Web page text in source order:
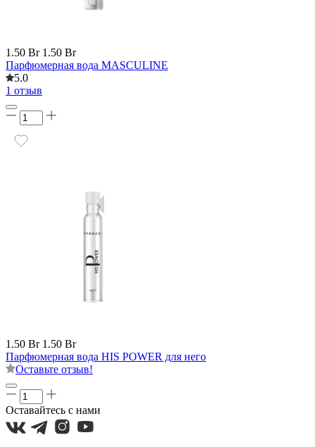
1.50 Br 1.50 Br
Парфюмерная вода MASCULINE
5.0
1 отзыв
1.50 Br 1.50 Br
Парфюмерная вода HIS POWER для него
Оставьте отзыв!
Оставайтесь с нами